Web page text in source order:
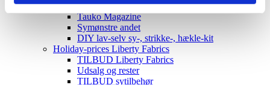
New Look
Tauko Magazine
Symønstre andet
DIY lav-selv sy-, strikke-, hækle-kit
Holiday-prices Liberty Fabrics
TILBUD Liberty Fabrics
Udsalg og rester
TILBUD sytilbehør